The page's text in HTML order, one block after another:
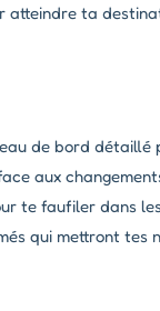
ta
de bord détaillé
aux
te faufiler dans
qui mettront tes